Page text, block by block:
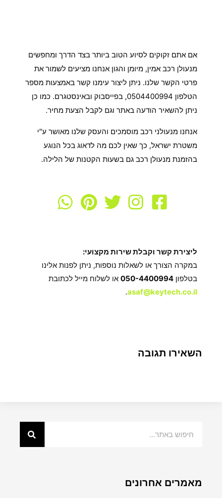
אם אתם זקוקים לסיוע הטוב ביותר בצד הדרך ומחפשים
מנעולן רכב אמין, מיומן והגון אנחנו מציעים לשמור את
פרטי הקשר שלנו. ניתן ליצור עימנו קשר באמצעות מספר
הטלפון 0504400994, בפייסבוק ובאינסטגרם. כמו כן
ניתן להשאיר הודעה באתר וגם לקבל הצעת מחיר.
אנחנו מנעולני רכב מוסמכים והעסק שלנו מאושר ע"י
משטרת ישראל, כך שאין לכם מה לדאוג בכל הנוגע
בהזמנת מנעולן רכב גם בשעות הקטנות של הלילה.
ליצירת קשר וקבלת שירות מקצועי:
במקרה הצורך או לשאלות נוספות, ניתן לפנות אלינו
בטלפון 050-4400994 או לשלוח מייל לכתובת
asaf@keytech.co.il
.
השאירו תגובה
מאמרים אחרונים